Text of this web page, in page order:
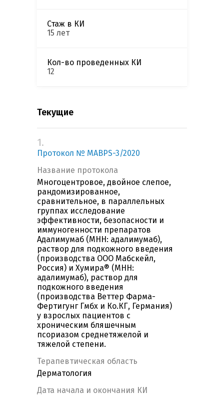
Стаж в КИ
15 лет
Кол-во проведенных КИ
12
Текущие
1.
Протокол № MABPS-3/2020
Название протокола
Многоцентровое, двойное слепое,
рандомизированное,
сравнительное, в параллельных
группах исследование
эффективности, безопасности и
иммуногенности препаратов
Адалимумаб (МНН: адалимумаб),
раствор для подкожного введения
(производства ООО Мабскейл,
Россия) и Хумира® (МНН:
адалимумаб), раствор для
подкожного введения
(производства Веттер Фарма-
Фертигунг Гмбх и Ко.КГ, Германия)
у взрослых пациентов с
хроническим бляшечным
псориазом среднетяжелой и
тяжелой степени.
Терапевтическая область
Дерматология
Дата начала и окончания КИ